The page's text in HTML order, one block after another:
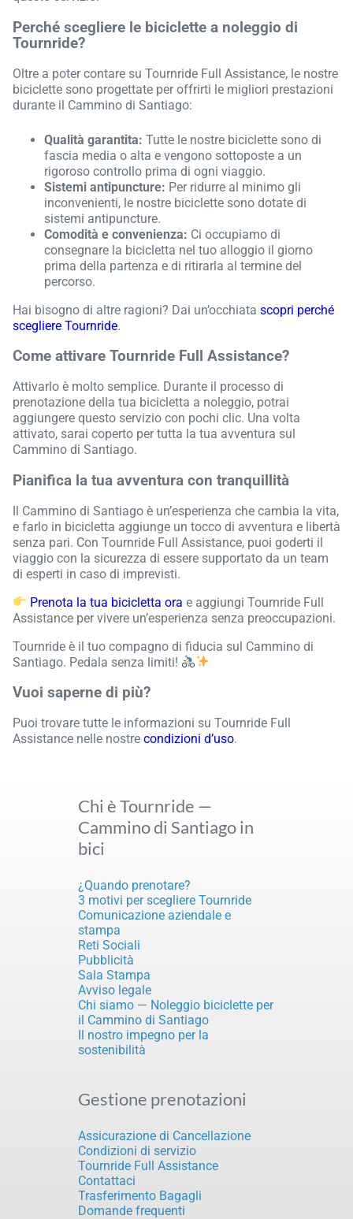
Perché scegliere le biciclette a noleggio di
Tournride?
Oltre a poter contare su Tournride Full Assistance, le nostre
biciclette sono progettate per offrirti le migliori prestazioni
durante il Cammino di Santiago:
Qualità garantita: Tutte le nostre biciclette sono di
fascia media o alta e vengono sottoposte a un
rigoroso controllo prima di ogni viaggio.
Sistemi antipuncture: Per ridurre al minimo gli
inconvenienti, le nostre biciclette sono dotate di
sistemi antipuncture.
Comodità e convenienza: Ci occupiamo di
consegnare la bicicletta nel tuo alloggio il giorno
prima della partenza e di ritirarla al termine del
percorso.
Hai bisogno di altre ragioni? Dai un’occhiata scopri perché
scegliere Tournride.
Come attivare Tournride Full Assistance?
Attivarlo è molto semplice. Durante il processo di
prenotazione della tua bicicletta a noleggio, potrai
aggiungere questo servizio con pochi clic. Una volta
attivato, sarai coperto per tutta la tua avventura sul
Cammino di Santiago.
Pianifica la tua avventura con tranquillità
Il Cammino di Santiago è un’esperienza che cambia la vita,
e farlo in bicicletta aggiunge un tocco di avventura e libertà
senza pari. Con Tournride Full Assistance, puoi goderti il
viaggio con la sicurezza di essere supportato da un team
di esperti in caso di imprevisti.
Prenota la tua bicicletta ora e aggiungi Tournride Full
Assistance per vivere un’esperienza senza preoccupazioni.
Tournride è il tuo compagno di fiducia sul Cammino di
Santiago. Pedala senza limiti!
Vuoi saperne di più?
Puoi trovare tutte le informazioni su Tournride Full
Assistance nelle nostre condizioni d’uso.
Chi è Tournride —
Cammino di Santiago in
bici
¿Quando prenotare?
3 motivi per scegliere Tournride
Comunicazione aziendale e
stampa
Reti Sociali
Pubblicità
Sala Stampa
Avviso legale
Chi siamo — Noleggio biciclette per
il Cammino di Santiago
Il nostro impegno per la
sostenibilità
Gestione prenotazioni
Assicurazione di Cancellazione
Condizioni di servizio
Tournride Full Assistance
Contattaci
Trasferimento Bagagli
Domande frequenti